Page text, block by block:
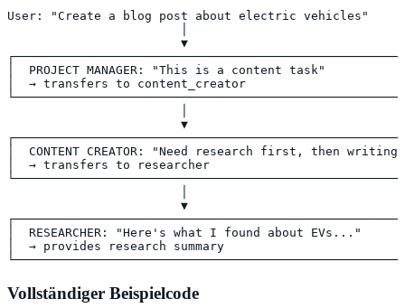
User: "Create a blog post about electric vehicles"
                        ▼
│  PROJECT MANAGER: "This is a content task"
│  → transfers to content_creator
                        ▼
│  CONTENT CREATOR: "Need research first, then
│  → transfers to researcher
                        ▼
│  RESEARCHER: "Here's what I found about EVs..."
│  → provides research summary
Vollständiger Beispielcode